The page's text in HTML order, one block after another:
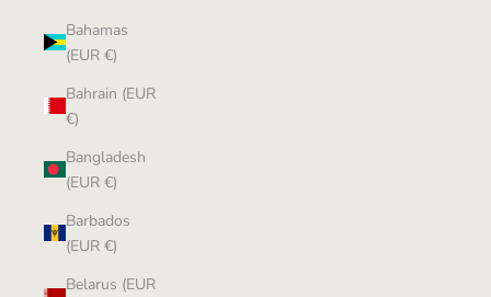
Bahamas
(EUR €)
Bahrain (EUR
€)
Bangladesh
(EUR €)
Barbados
(EUR €)
Belarus (EUR